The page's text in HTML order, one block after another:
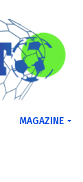
MAGAZINE